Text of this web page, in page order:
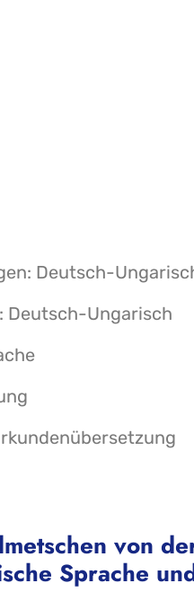
Deutsch-
Deutsch-Ungarisch
von
Sprache